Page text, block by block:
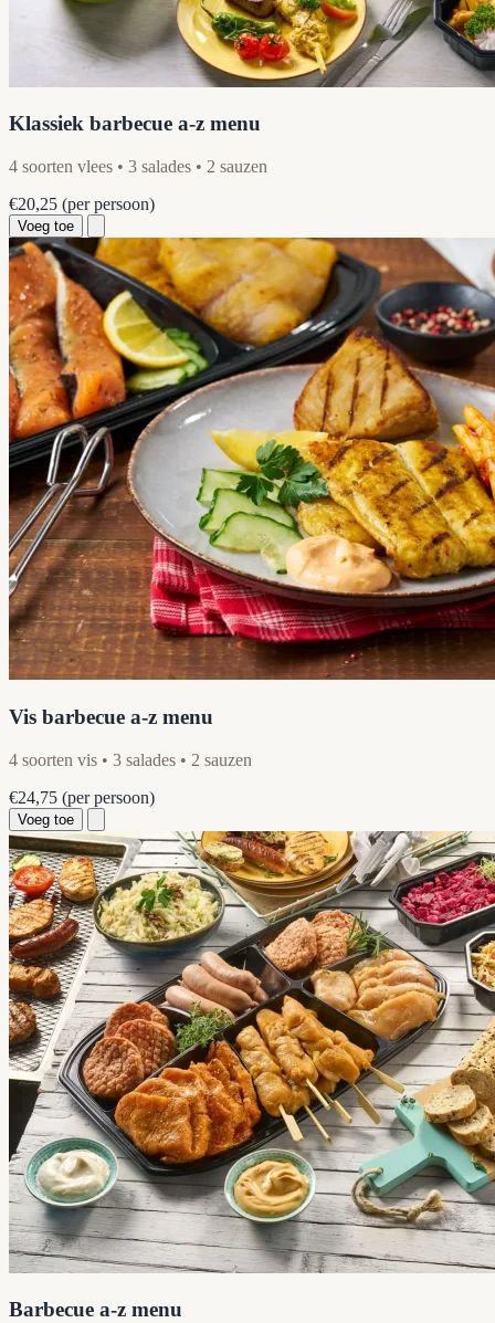
Klassiek barbecue a-z menu
4 soorten vlees • 3 salades • 2 sauzen
€20,25 (per persoon)
Voeg toe
Vis barbecue a-z menu
4 soorten vis • 3 salades • 2 sauzen
€24,75 (per persoon)
Voeg toe
Barbecue a-z menu